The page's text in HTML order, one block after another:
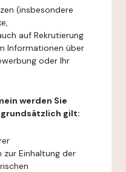
(insbesondere
auf Rekrutierung
Informationen über
oder Ihr
werden Sie
gilt:
zur Einhaltung der